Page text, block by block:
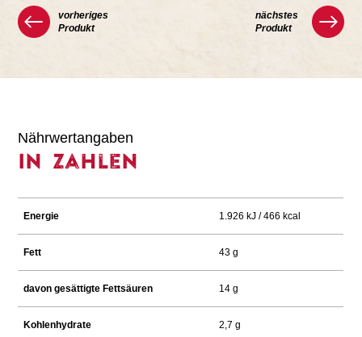
nächstes
Produkt
vorheriges
Produkt
Nährwertangaben
In Zahlen
Energie 1.926 kJ / 466 kcal
Fett 43 g
davon gesättigte Fettsäuren 14 g
Kohlenhydrate 2,7 g